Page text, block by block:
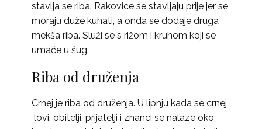
stavlja se riba. Rakovice se stavljaju prije jer se
moraju duže kuhati, a onda se dodaje druga
mekša riba. Služi se s rižom i kruhom koji se
umače u šug.
Riba od druženja
Crnej je riba od druženja. U lipnju kada se crnej
lovi, obitelji, prijatelji i znanci se nalaze oko